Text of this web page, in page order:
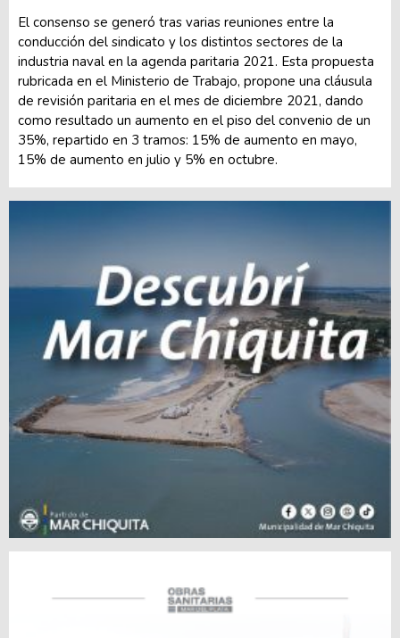
El consenso se generó tras varias reuniones entre la
conducción del sindicato y los distintos sectores de la
industria naval en la agenda paritaria 2021. Esta propuesta
rubricada en el Ministerio de Trabajo, propone una cláusula
de revisión paritaria en el mes de diciembre 2021, dando
como resultado un aumento en el piso del convenio de un
35%, repartido en 3 tramos: 15% de aumento en mayo,
15% de aumento en julio y 5% en octubre.